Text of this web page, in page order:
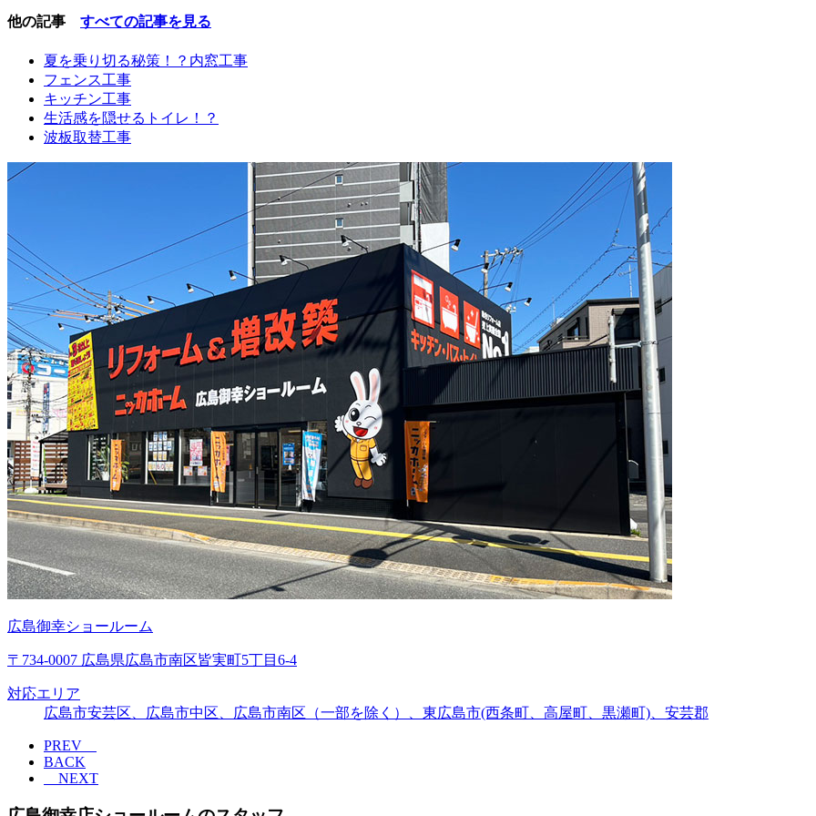
他の記事 すべての記事を見る
夏を乗り切る秘策！？内窓工事
フェンス工事
キッチン工事
生活感を隠せるトイレ！？
波板取替工事
広島御幸ショールーム
〒734-0007 広島県広島市南区皆実町5丁目6-4
対応エリア
広島市安芸区、広島市中区、広島市南区（一部を除く）、東広島市(西条町、高屋町、黒瀬町)、安芸郡
PREV
BACK
NEXT